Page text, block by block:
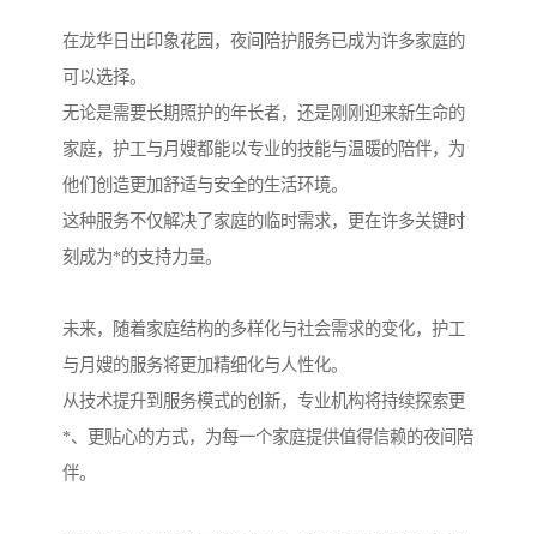
在龙华日出印象花园，夜间陪护服务已成为许多家庭的
可以选择。
无论是需要长期照护的年长者，还是刚刚迎来新生命的
家庭，护工与月嫂都能以专业的技能与温暖的陪伴，为
他们创造更加舒适与安全的生活环境。
这种服务不仅解决了家庭的临时需求，更在许多关键时
刻成为*的支持力量。
未来，随着家庭结构的多样化与社会需求的变化，护工
与月嫂的服务将更加精细化与人性化。
从技术提升到服务模式的创新，专业机构将持续探索更
*、更贴心的方式，为每一个家庭提供值得信赖的夜间陪
伴。